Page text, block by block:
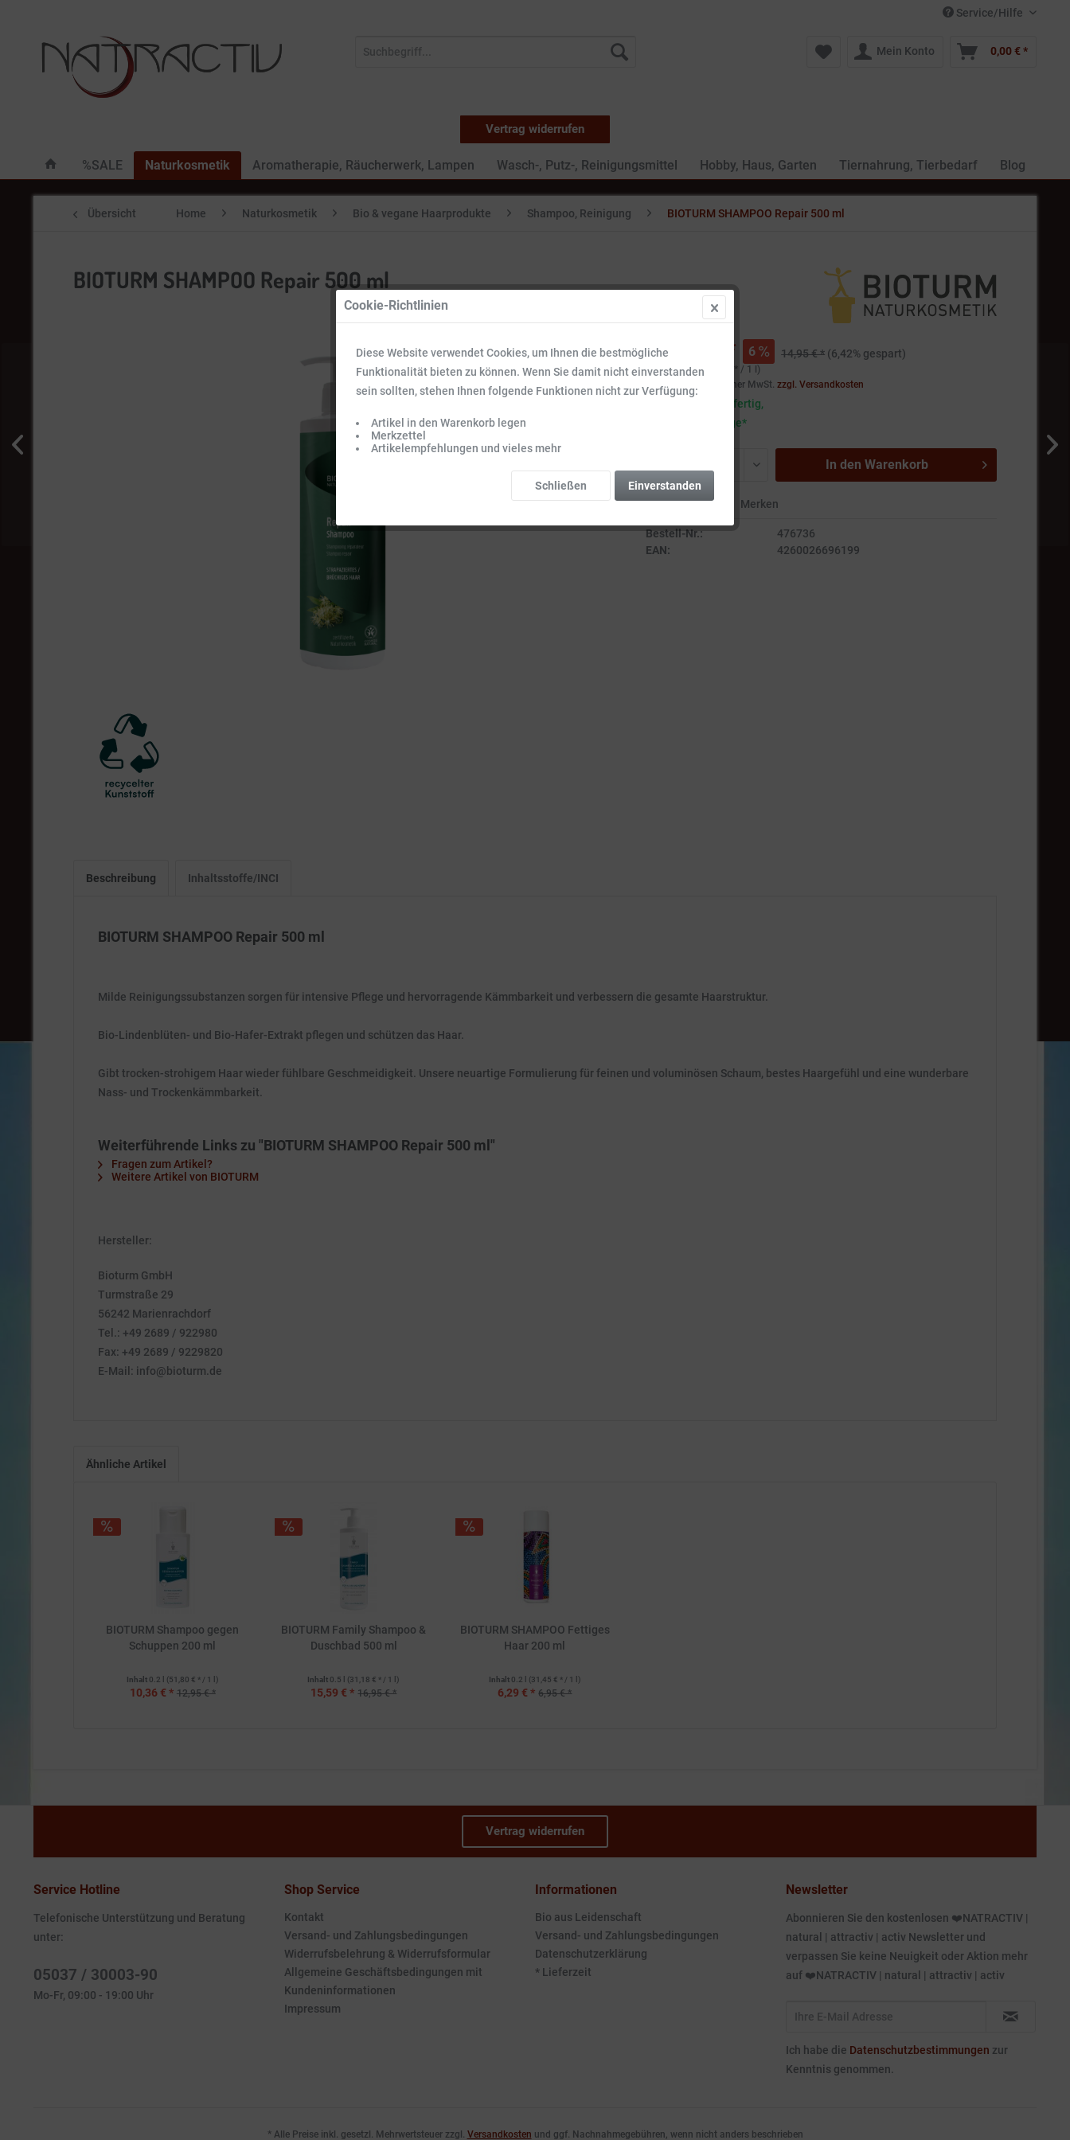
Service/Hilfe
Mein Konto 0,00 € *
Vertrag widerrufen
%SALE Naturkosmetik Aromatherapie, Räucherwerk, Lampen Wasch-, Putz-, Reinigungsmittel Hobby, Haus, Garten Tiernahrung, Tierbedarf Blog
Übersicht Home Naturkosmetik Bio & vegane Haarprodukte Shampoo, Reinigung BIOTURM SHAMPOO Repair 500 ml
BIOTURM SHAMPOO Repair 500 ml
13,99 € * 6 14,95 € * (6,42% gespart)
Inhalt:0.5 l (27,98 € * / 1 l)
Preise inkl. gesetzlicher MwSt.zzgl. Versandkosten
Sofort versandfertig,
Lieferzeit 3-5 Tage*
In den Warenkorb
Vergleichen Merken
Bestell-Nr.:
476736
EAN:
4260026696199
Beschreibung Inhaltsstoffe/INCI
BIOTURM SHAMPOO Repair 500 ml
Milde Reinigungssubstanzen sorgen für intensive Pflege und hervorragende Kämmbarkeit und verbessern die gesamte Haarstruktur.
Bio-Lindenblüten- und Bio-Hafer-Extrakt pflegen und schützen das Haar.
Gibt trocken-strohigem Haar wieder fühlbare Geschmeidigkeit. Unsere neuartige Formulierung für feinen und voluminösen Schaum, bestes Haargefühl und eine wunderbare
Nass- und Trockenkämmbarkeit.
Weiterführende Links zu "BIOTURM SHAMPOO Repair 500 ml"
Fragen zum Artikel?
Weitere Artikel von BIOTURM
Hersteller:
Bioturm GmbH
Turmstraße 29
56242 Marienrachdorf
Tel.: +49 2689 / 922980
Fax: +49 2689 / 9229820
E-Mail: info@bioturm.de
Ähnliche Artikel
BIOTURM Shampoo gegen
Schuppen 200 ml
Inhalt 0.2 l (51,80 € * / 1 l)
10,36 € * 12,95 € *
BIOTURM Family Shampoo &
Duschbad 500 ml
Inhalt 0.5 l (31,18 € * / 1 l)
15,59 € * 16,95 € *
BIOTURM SHAMPOO Fettiges
Haar 200 ml
Inhalt 0.2 l (31,45 € * / 1 l)
6,29 € * 6,95 € *
Vertrag widerrufen
Service Hotline
Telefonische Unterstützung und Beratung
unter:
05037 / 30003-90
Mo-Fr, 09:00 - 19:00 Uhr
Shop Service
Kontakt
Versand- und Zahlungsbedingungen
Widerrufsbelehrung & Widerrufsformular
Allgemeine Geschäftsbedingungen mit
Kundeninformationen
Impressum
Informationen
Bio aus Leidenschaft
Versand- und Zahlungsbedingungen
Datenschutzerklärung
* Lieferzeit
Newsletter
Abonnieren Sie den kostenlosen ❤️NATRACTIV |
natural | attractiv | activ Newsletter und
verpassen Sie keine Neuigkeit oder Aktion mehr
auf ❤️NATRACTIV | natural | attractiv | activ
Ich habe die Datenschutzbestimmungen zur
Kenntnis genommen.
* Alle Preise inkl. gesetzl. Mehrwertsteuer zzgl. Versandkosten und ggf. Nachnahmegebühren, wenn nicht anders beschrieben
Cookie-Richtlinien
Diese Website verwendet Cookies, um Ihnen die bestmögliche
Funktionalität bieten zu können. Wenn Sie damit nicht einverstanden
sein sollten, stehen Ihnen folgende Funktionen nicht zur Verfügung:
Artikel in den Warenkorb legen
Merkzettel
Artikelempfehlungen und vieles mehr
Einverstanden
Schließen